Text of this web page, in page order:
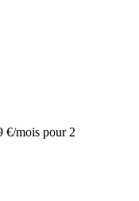
€/mois pour 2